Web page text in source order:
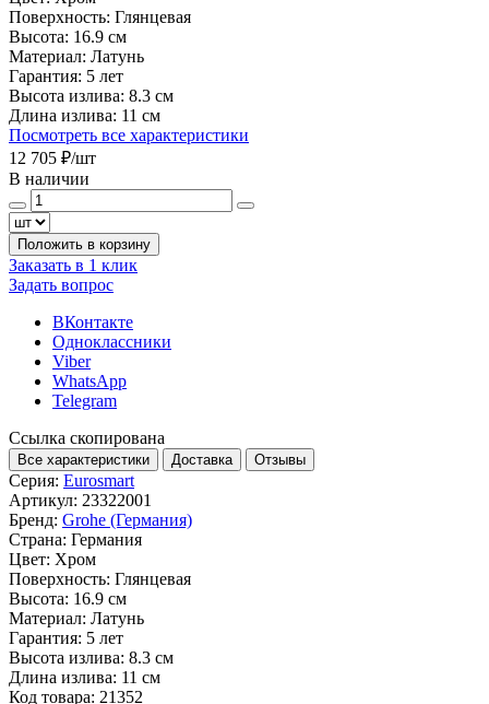
Поверхность: Глянцевая
Высота: 16.9 см
Материал: Латунь
Гарантия: 5 лет
Высота излива: 8.3 см
Длина излива: 11 см
Посмотреть все характеристики
12 705 ₽/шт
В наличии
Положить в корзину
Заказать в 1 клик
Задать вопрос
ВКонтакте
Одноклассники
Viber
WhatsApp
Telegram
Ссылка скопирована
Все характеристики Доставка Отзывы
Серия: Eurosmart
Артикул: 23322001
Бренд: Grohe (Германия)
Страна: Германия
Цвет: Хром
Поверхность: Глянцевая
Высота: 16.9 см
Материал: Латунь
Гарантия: 5 лет
Высота излива: 8.3 см
Длина излива: 11 см
Код товара: 21352